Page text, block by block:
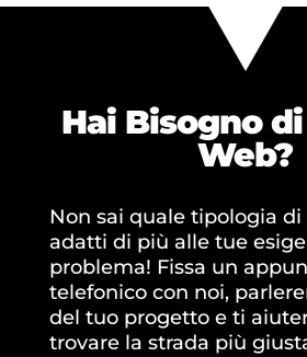
Hai Bisogno
Web?
Non sai quale tipologia di
adatti di più alle tue
problema! Fissa un
telefonico con noi,
del tuo progetto e ti
trovare la strada più